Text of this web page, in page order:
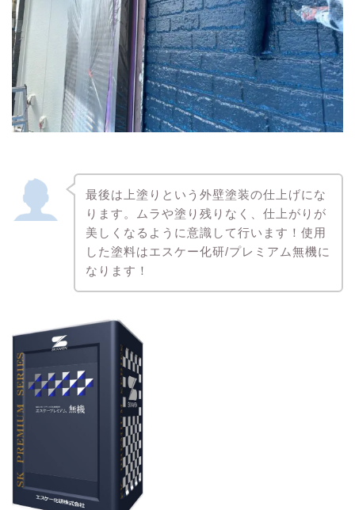
最後は上塗りという外壁塗装の仕上げにな
ります。ムラや塗り残りなく、仕上がりが
美しくなるように意識して行います！使用
した塗料はエスケー化研/プレミアム無機に
なります！